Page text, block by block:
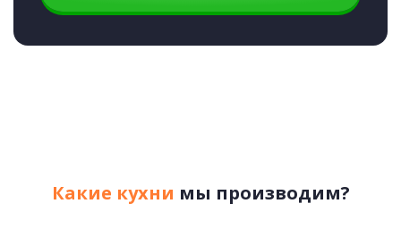
Какие кухни мы производим?